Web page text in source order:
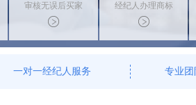
审核无误后买家
支付尾款，卖家
办理相关手续
经纪人办理商标
转让手续，交付
相关证书
一对一经纪人服务 专业团